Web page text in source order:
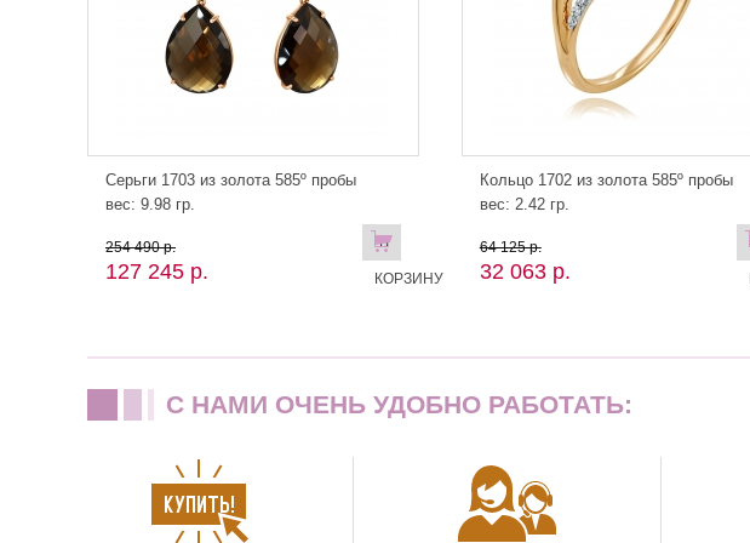
Серьги 1703 из золота 585º пробы
вес: 9.98 гр.
254 490 р.
127 245 р.
В
КОРЗИНУ
Кольцо 1702 из золота 585º пробы
вес: 2.42 гр.
64 125 р.
32 063 р.
C НАМИ ОЧЕНЬ УДОБНО РАБОТАТЬ: